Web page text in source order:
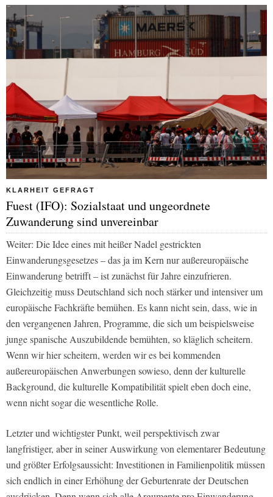
KLARHEIT GEFRAGT
Fuest (IFO): Sozialstaat und ungeordnete
Zuwanderung sind unvereinbar
Weiter: Die Idee eines mit heißer Nadel gestrickten
Einwanderungsgesetzes – das ja im Kern nur außereuropäische
Einwanderung betrifft – ist zunächst für Jahre einzufrieren.
Gleichzeitig muss Deutschland sich noch stärker und intensiver um
europäische Fachkräfte bemühen. Es kann nicht sein, dass, wie in
den vergangenen Jahren, Programme, die sich um beispielsweise
junge spanische Auszubildende bemühten, so kläglich scheitern.
Wenn wir hier scheitern, werden wir es bei kommenden
außereuropäischen Anwerbungen sowieso, denn der kulturelle
Background, die kulturelle Kompatibilität spielt eben doch eine,
wenn nicht sogar die wesentliche Rolle.
Letzter und wichtigster Punkt, weil perspektivisch zwar
langfristiger, aber in seiner Auswirkung von elementarer Bedeutung
und größter Erfolgsaussicht: Investitionen in Familienpolitik müssen
sich endlich in einer Erhöhung der Geburtenrate der Deutschen